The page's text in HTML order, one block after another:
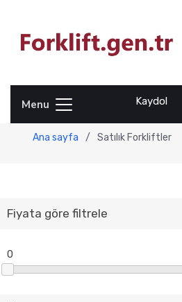
Menu Kaydol
Ana sayfa / Satılık Forkliftler
Fiyata göre filtrele
0